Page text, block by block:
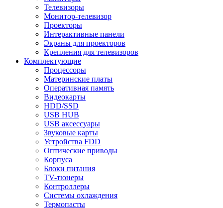
Телевизоры
Монитор-телевизор
Проекторы
Интерактивные панели
Экраны для проекторов
Крепления для телевизоров
Комплектующие
Процессоры
Материнские платы
Оперативная память
Видеокарты
HDD/SSD
USB HUB
USB аксессуары
Звуковые карты
Устройства FDD
Оптические приводы
Корпуса
Блоки питания
TV-тюнеры
Контроллеры
Системы охлаждения
Термопасты